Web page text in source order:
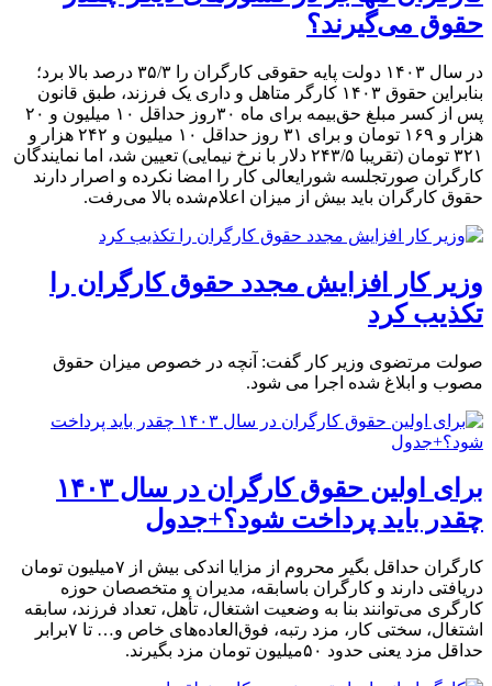
حقوق می‌گیرند؟
در سال ۱۴۰۳ دولت پایه حقوقی کارگران را ۳۵/۳ درصد بالا برد؛
بنابراین حقوق ۱۴۰۳ کارگر متاهل و داری یک فرزند، طبق قانون
پس از کسر مبلغ حق‌بیمه برای ماه ۳۰‌روز حداقل ۱۰ میلیون و ۲۰
هزار و ۱۶۹ تومان و برای ۳۱ روز حداقل ۱۰ میلیون و ۲۴۲ هزار و
۳۲۱ تومان (تقریبا ۲۴۳/۵ دلار با نرخ نیمایی) تعیین شد، اما نمایندگان
کارگران صورتجلسه شورایعالی کار را امضا نکرده و اصرار دارند
حقوق کارگران باید بیش از میزان اعلام‌شده بالا می‌رفت.
وزیر کار افزایش مجدد حقوق کارگران را
تکذیب کرد
صولت مرتضوی وزیر کار گفت: آنچه در خصوص میزان حقوق
مصوب و ابلاغ شده اجرا می شود.
برای اولین حقوق کارگران در سال ۱۴۰۳
چقدر باید پرداخت شود؟+جدول
کارگران حداقل بگیر محروم از مزایا اندکی بیش از ۷میلیون تومان
دریافتی دارند و کارگران باسابقه، مدیران و متخصصان حوزه
کارگری می‌توانند بنا به وضعیت اشتغال، تأهل، تعداد فرزند، سابقه
اشتغال، سختی کار، مزد رتبه، فوق‌العاده‌های خاص و… تا ۷برابر
حداقل مزد یعنی حدود ۵۰میلیون تومان مزد بگیرند.